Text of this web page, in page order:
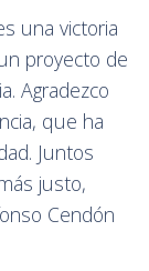
una victoria
proyecto de
Agradezco
que ha
Juntos
justo,
Cendón